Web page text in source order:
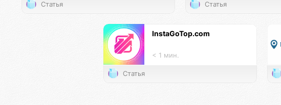
Статья Статья
InstaGoTop.com
< 1 мин.
Статья